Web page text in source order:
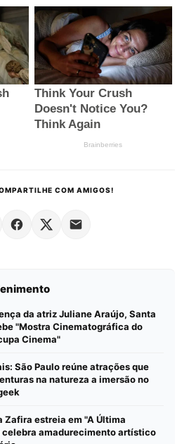
COM AMIGOS!
da atriz Juliane Araújo, Santa
"Mostra Cinematográfica do
Cinema"
São Paulo reúne atrações que
na natureza a imersão no
Zafira estreia em "A Última
celebra amadurecimento artístico